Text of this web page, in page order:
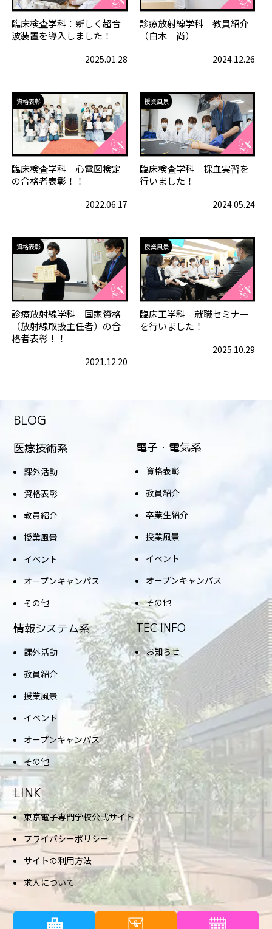
臨床検査学科：新しく超音
波装置を導入しました！
2025.01.28
診療放射線学科 教員紹介
（白木 尚）
2024.12.26
資格表彰
臨床検査学科 心電図検定
の合格者表彰！！
2022.06.17
授業風景
臨床検査学科 採血実習を
行いました！
2024.05.24
資格表彰
診療放射線学科 国家資格
（放射線取扱主任者）の合
格者表彰！！
2021.12.20
授業風景
臨床工学科 就職セミナー
を行いました！
2025.10.29
BLOG
医療技術系
課外活動
資格表彰
教員紹介
授業風景
イベント
オープンキャンパス
その他
情報システム系
課外活動
教員紹介
授業風景
イベント
オープンキャンパス
その他
電子・電気系
資格表彰
教員紹介
卒業生紹介
授業風景
イベント
オープンキャンパス
その他
TEC INFO
お知らせ
LINK
東京電子専門学校公式サイト
プライバシーポリシー
サイトの利用方法
求人について